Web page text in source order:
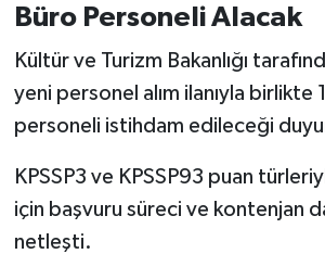
Büro Personeli Alacak
Kültür ve Turizm Bakanlığı
yeni personel alım ilanıyla birlikte
personeli istihdam edileceği
KPSSP3 ve KPSSP93 puan
için başvuru süreci ve kontenjan
netleşti.